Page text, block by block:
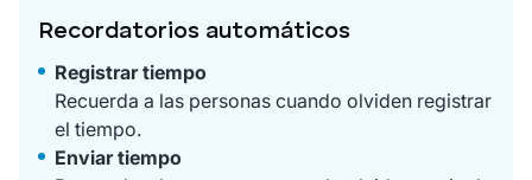
Recordatorios automáticos
Registrar tiempo
Recuerda a las personas cuando olviden registrar
el tiempo.
Enviar tiempo